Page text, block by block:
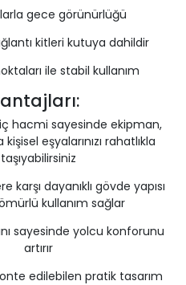
gece görünürlüğü
kitleri kutuya dahildir
ile stabil kullanım
iç hacmi sayesinde ekipman,
eşyalarınızı rahatlıkla
taşıyabilirsiniz
karşı dayanıklı gövde yapısı
kullanım sağlar
sayesinde yolcu konforunu
artırır
edilebilen pratik tasarım